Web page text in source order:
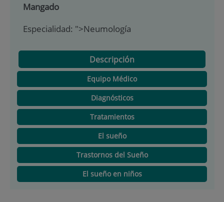
Mangado
Especialidad: ">Neumología
Descripción
Equipo Médico
Diagnósticos
Tratamientos
El sueño
Trastornos del Sueño
El sueño en niños